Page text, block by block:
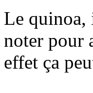
Le quinoa,
noter pour
effet ça